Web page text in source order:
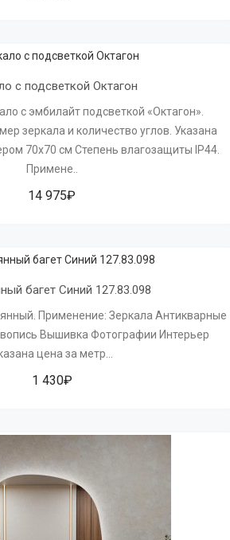
с подсветкой Октагон
с эмбилайт подсветкой «Октагон».
зеркала и количество углов. Указана
70х70 см Степень влагозащиты IP44.
Примене..
14 975₽
багет Синий 127.83.098
Применение: Зеркала Антикварные
Вышивка Фотографии Интерьер
цена за метр...
1 430₽